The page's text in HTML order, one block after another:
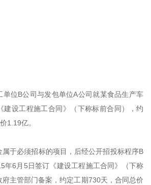
单位B公司与发包单位A公司就某食品生产车
建设工程施工合同》（下称标前合同），约
1.19亿。
于必须招标的项目，后经公开招投标程序B
年6月5日签订《建设工程施工合同》（下称
主管部门备案，约定工期730天，合同总价